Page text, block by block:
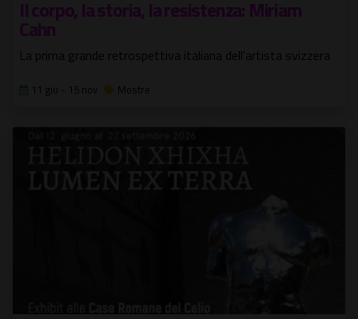
Il corpo, la storia, la resistenza: Miriam
Cahn
La prima grande retrospettiva italiana dell'artista svizzera
11 giu - 15 nov Mostre